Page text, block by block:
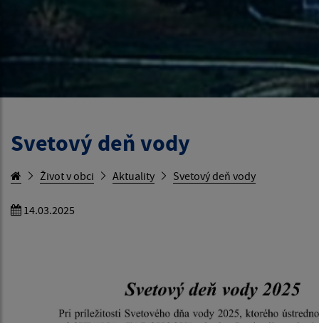
Svetový deň vody
Život v obci Aktuality Svetový deň vody
14.03.2025